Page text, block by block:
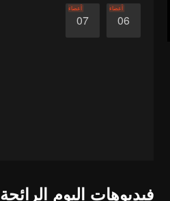
06
أعضاء
07
أعضاء
فيديوهات اليوم الرائجة